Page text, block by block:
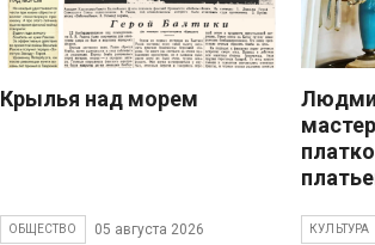
Крылья над морем
ОБЩЕСТВО 05 августа 2026 КУЛЬТУРА